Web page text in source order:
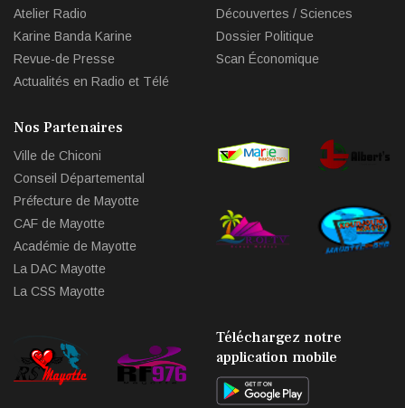
Atelier Radio
Karine Banda Karine
Revue-de Presse
Actualités en Radio et Télé
Découvertes / Sciences
Dossier Politique
Scan Économique
Nos Partenaires
Ville de Chiconi
Conseil Départemental
Préfecture de Mayotte
CAF de Mayotte
Académie de Mayotte
La DAC Mayotte
La CSS Mayotte
Téléchargez notre
application mobile